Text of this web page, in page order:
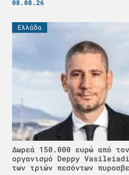
08.08.26
Ελλάδα
Δωρεά 150.000 ευρώ από
οργανισμό Deppy
των τριών πεσόντων